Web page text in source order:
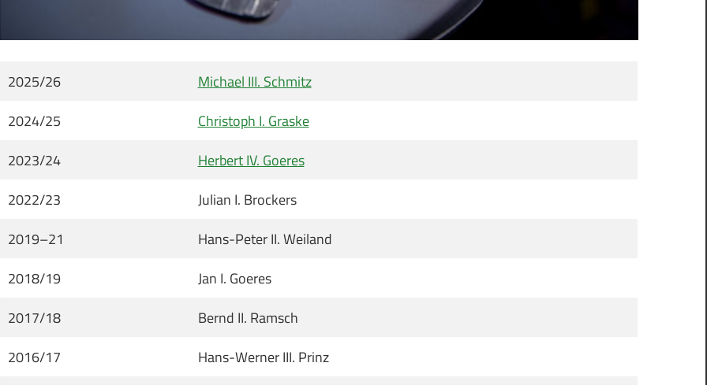
2025/26
Michael III. Schmitz
2024/25
Christoph I. Graske
2023/24
Herbert IV. Goeres
2022/23
Julian I. Brockers
2019–21
Hans-Peter II. Weiland
2018/19
Jan I. Goeres
2017/18
Bernd II. Ramsch
2016/17
Hans-Werner III. Prinz